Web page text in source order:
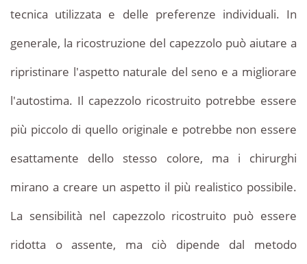
tecnica utilizzata e delle preferenze individuali. In
generale, la ricostruzione del capezzolo può aiutare a
ripristinare l'aspetto naturale del seno e a migliorare
l'autostima. Il capezzolo ricostruito potrebbe essere
più piccolo di quello originale e potrebbe non essere
esattamente dello stesso colore, ma i chirurghi
mirano a creare un aspetto il più realistico possibile.
La sensibilità nel capezzolo ricostruito può essere
ridotta o assente, ma ciò dipende dal metodo